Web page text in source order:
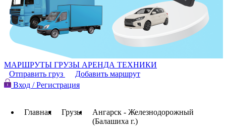
МАРШРУТЫ ГРУЗЫ АРЕНДА ТЕХНИКИ
Отправить груз
Добавить маршрут
Вход / Регистрация
Главная Грузы
Ангарск - Железнодорожный
(Балашиха г.)